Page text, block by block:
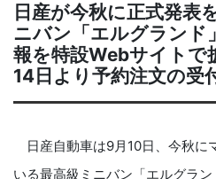
日産が今秋に正式発表
ニバン「エルグランド
報を特設Webサイトで
14日より予約注文の受
日産自動車は9月10日、今秋に
いる最高級ミニバン「エルグラ